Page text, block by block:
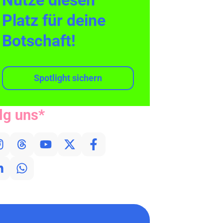
Platz für deine
Botschaft!
Spotlight sichern
uns*